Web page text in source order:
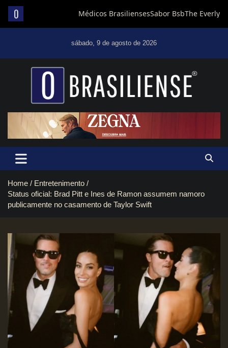
sábado, 9 de agosto de 2026
Um diário de notícias que trabalha por Brasília
Home
Entretenimento
Status oficial: Brad Pitt e Ines de Ramon assumem namoro
publicamente no casamento de Taylor Swift